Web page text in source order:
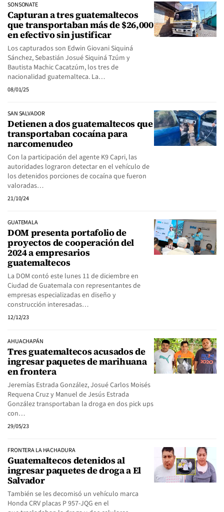
SONSONATE
Capturan a tres guatemaltecos
que transportaban más de $26,000
en efectivo sin justificar
Los capturados son Edwin Giovani Siquiná
Sánchez, Sebastián Josué Siquiná Tzúm y
Bautista Machic Cacatzúm, los tres de
nacionalidad guatemalteca. La…
08/01/25
SAN SALVADOR
Detienen a dos guatemaltecos que
transportaban cocaína para
narcomenudeo
Con la participación del agente K9 Capri, las
autoridades lograron detectar en el vehículo de
los detenidos porciones de cocaína que fueron
valoradas…
21/10/24
GUATEMALA
DOM presenta portafolio de
proyectos de cooperación del
2024 a empresarios
guatemaltecos
La DOM contó este lunes 11 de diciembre en
Ciudad de Guatemala con representantes de
empresas especializadas en diseño y
construcción interesadas…
12/12/23
AHUACHAPÁN
Tres guatemaltecos acusados de
ingresar paquetes de marihuana
en frontera
Jeremías Estrada González, Josué Carlos Moisés
Requena Cruz y Manuel de Jesús Estrada
González transportaban la droga en dos pick ups
con…
29/05/23
FRONTERA LA HACHADURA
Guatemaltecos detenidos al
ingresar paquetes de droga a El
Salvador
También se les decomisó un vehículo marca
Honda CRV placas P 957-JQG en el